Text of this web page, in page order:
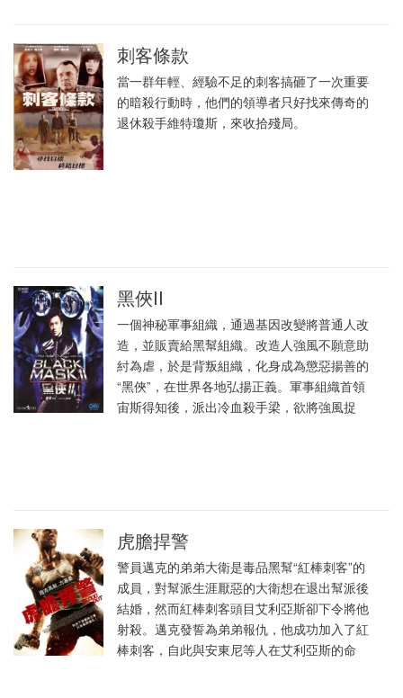
刺客條款
當一群年輕、經驗不足的刺客搞砸了一次重要
的暗殺行動時，他們的領導者只好找來傳奇的
退休殺手維特瓊斯，來收拾殘局。
黑俠II
一個神秘軍事組織，通過基因改變將普通人改
造，並販賣給黑幫組織。改造人強風不願意助
紂為虐，於是背叛組織，化身成為懲惡揚善的
“黑俠”，在世界各地弘揚正義。軍事組織首領
宙斯得知後，派出冷血殺手梁，欲將強風捉
虎膽捍警
警員邁克的弟弟大衛是毒品黑幫“紅棒刺客”的
成員，對幫派生涯厭惡的大衛想在退出幫派後
結婚，然而紅棒刺客頭目艾利亞斯卻下令將他
射殺。邁克發誓為弟弟報仇，他成功加入了紅
棒刺客，自此與安東尼等人在艾利亞斯的命